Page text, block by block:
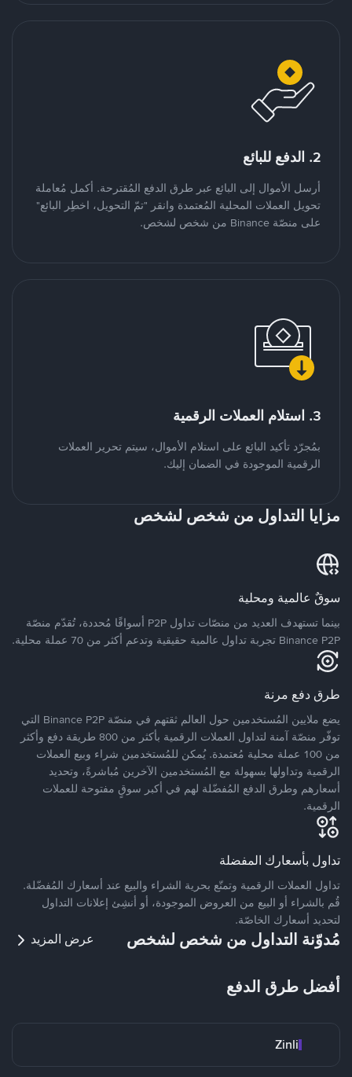
2. الدفع للبائع
أرسل الأموال إلى البائع عبر طرق الدفع المُقترحة. أكمل مُعاملة
تحويل العملات المحلية المُعتمدة وانقر "تمّ التحويل، اخطِر البائع"
على منصّة Binance من شخص لشخص.
3. استلام العملات الرقمية
بمُجرّد تأكيد البائع على استلام الأموال، سيتم تحرير العملات
الرقمية الموجودة في الضمان إليك.
مزايا التداول من شخص لشخص
سوقٌ عالمية ومحلية
بينما تستهدف العديد من منصّات تداول P2P أسواقًا مُحددة، تُقدّم منصّة
Binance P2P تجربة تداول عالمية حقيقية وتدعم أكثر من 70 عملة محلية.
طرق دفع مرنة
يضع ملايين المُستخدمين حول العالم ثقتهم في منصّة Binance P2P التي
توفّر منصّة آمنة لتداول العملات الرقمية بأكثر من 800 طريقة دفع وأكثر
من 100 عملة محلية مُعتمدة. يُمكن للمُستخدمين شراء وبيع العملات
الرقمية وتداولها بسهولة مع المُستخدمين الآخرين مُباشرةً، وتحديد
أسعارهم وطرق الدفع المُفضّلة لهم في أكبر سوقٍ مفتوحة للعملات
الرقمية.
تداول بأسعارك المفضلة
تداول العملات الرقمية وتمتّع بحرية الشراء والبيع عند أسعارك المُفضّلة.
قُم بالشراء أو البيع من العروض الموجودة، أو أنشِئ إعلانات التداول
لتحديد أسعارك الخاصّة.
مُدوّنة التداول من شخص لشخص عرض المزيد
أفضل طرق الدفع
Zinli